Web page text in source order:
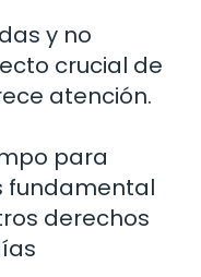
y no
crucial de
atención.
para
fundamental
derechos